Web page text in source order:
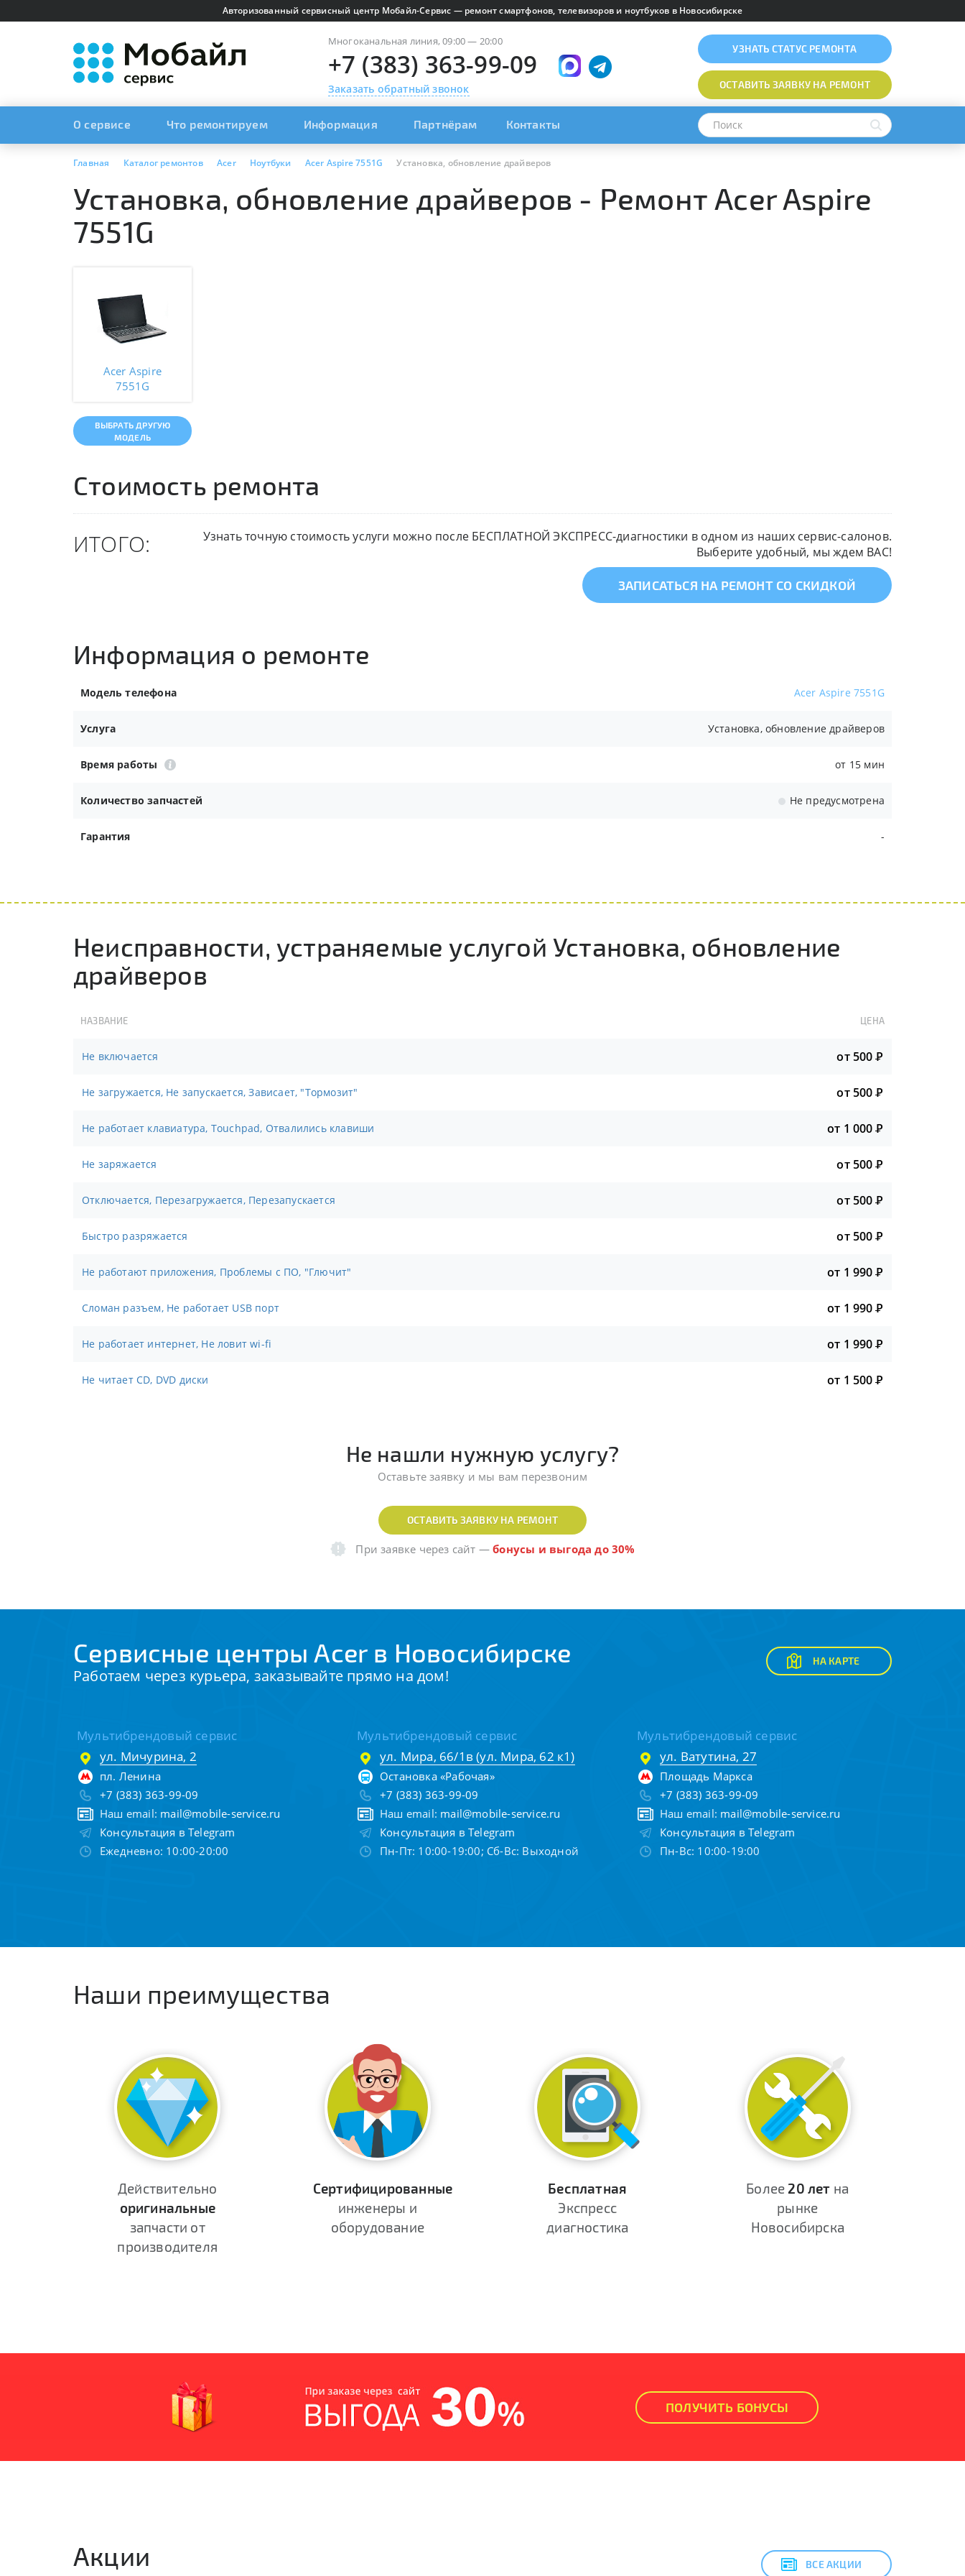
Авторизованный сервисный центр Мобайл-Сервис — ремонт смартфонов, телевизоров и ноутбуков в Новосибирске
Многоканальная линия, 09:00 — 20:00
+7 (383) 363-99-09
Заказать обратный звонок
УЗНАТЬ СТАТУС РЕМОНТА
ОСТАВИТЬ ЗАЯВКУНА РЕМОНТ
О сервисе Что ремонтируем Информация Партнёрам Контакты
Главная Каталог ремонтов Acer Ноутбуки Acer Aspire 7551G Установка, обновление драйверов
Установка, обновление драйверов - Ремонт Acer Aspire
7551G
Acer Aspire
7551G
ВЫБРАТЬ ДРУГУЮ
МОДЕЛЬ
Стоимость ремонта
ИТОГО:
Узнать точную стоимость услуги можно после БЕСПЛАТНОЙ ЭКСПРЕСС-диагностики в одном из наших сервис-салонов.
Выберите удобный, мы ждем ВАС!
ЗАПИСАТЬСЯ НА РЕМОНТ СО СКИДКОЙ
Информация о ремонте
Модель телефона Acer Aspire 7551G
Услуга Установка, обновление драйверов
Время работы от 15 мин
Количество запчастей Не предусмотрена
Гарантия -
Неисправности, устраняемые услугой Установка, обновление
драйверов
НАЗВАНИЕ ЦЕНА
Не включается от 500Р
Не загружается, Не запускается, Зависает, "Тормозит" от 500Р
Не работает клавиатура, Touchpad, Отвалились клавиши от 1 000Р
Не заряжается от 500Р
Отключается, Перезагружается, Перезапускается от 500Р
Быстро разряжается от 500Р
Не работают приложения, Проблемы с ПО, "Глючит" от 1 990Р
Сломан разъем, Не работает USB порт от 1 990Р
Не работает интернет, Не ловит wi-fi от 1 990Р
Не читает CD, DVD диски от 1 500Р
Не нашли нужную услугу?
Оставьте заявку и мы вам перезвоним
ОСТАВИТЬ ЗАЯВКУ НА РЕМОНТ
При заявке через сайт —бонусы и выгода до 30%
Сервисные центры Acer в Новосибирске
Работаем через курьера, заказывайте прямо на дом!
НА КАРТЕ
Мультибрендовый сервис
ул. Мичурина, 2
пл. Ленина
+7 (383) 363-99-09
Наш email: mail@mobile-service.ru
Консультация в Telegram
Ежедневно: 10:00-20:00
Мультибрендовый сервис
ул. Мира, 66/1в (ул. Мира, 62 к1)
Остановка «Рабочая»
+7 (383) 363-99-09
Наш email: mail@mobile-service.ru
Консультация в Telegram
Пн-Пт: 10:00-19:00; Сб-Вс: Выходной
Мультибрендовый сервис
ул. Ватутина, 27
Площадь Маркса
+7 (383) 363-99-09
Наш email: mail@mobile-service.ru
Консультация в Telegram
Пн-Вс: 10:00-19:00
Наши преимущества
Действительно
оригинальные
запчасти от
производителя
Сертифицированные
инженеры и
оборудование
Бесплатная
Экспресс
диагностика
Более 20 лет на
рынке
Новосибирска
ПОЛУЧИТЬ БОНУСЫ
Акции ВСЕ АКЦИИ